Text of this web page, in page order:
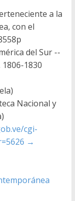
a la
con el
del Sur --
1830
Nacional y
cgi-
→